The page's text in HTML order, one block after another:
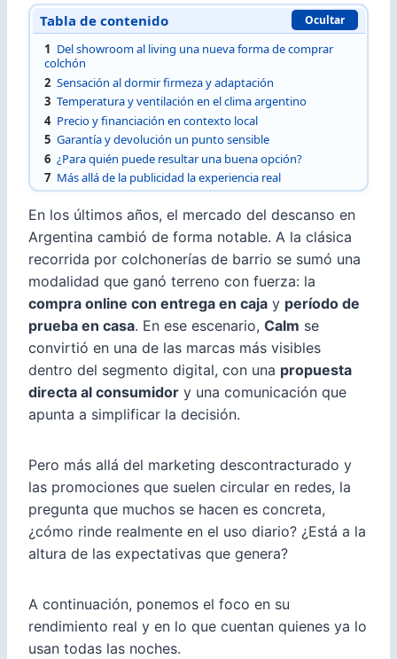
Tabla de contenido Ocultar
1 Del showroom al living una nueva forma de comprar
colchón
2 Sensación al dormir firmeza y adaptación
3 Temperatura y ventilación en el clima argentino
4 Precio y financiación en contexto local
5 Garantía y devolución un punto sensible
6 ¿Para quién puede resultar una buena opción?
7 Más allá de la publicidad la experiencia real
En los últimos años, el mercado del descanso en
Argentina cambió de forma notable. A la clásica
recorrida por colchonerías de barrio se sumó una
modalidad que ganó terreno con fuerza: la
compra online con entrega en caja y período de
prueba en casa. En ese escenario, Calm se
convirtió en una de las marcas más visibles
dentro del segmento digital, con una propuesta
directa al consumidor y una comunicación que
apunta a simplificar la decisión.
Pero más allá del marketing descontracturado y
las promociones que suelen circular en redes, la
pregunta que muchos se hacen es concreta,
¿cómo rinde realmente en el uso diario? ¿Está a la
altura de las expectativas que genera?
A continuación, ponemos el foco en su
rendimiento real y en lo que cuentan quienes ya lo
usan todas las noches.